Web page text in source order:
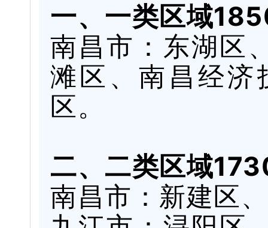
一、一类区域
南昌市：东湖区
滩区、南昌经济
区。
二、二类区域
南昌市：新建区